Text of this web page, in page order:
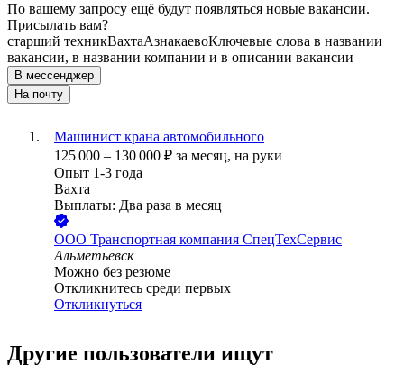
По вашему запросу ещё будут появляться новые вакансии.
Присылать вам?
старший техникВахтаАзнакаевоКлючевые слова в названии
вакансии, в названии компании и в описании вакансии
В мессенджер
На почту
Машинист крана автомобильного
125 000 – 130 000 ₽ за месяц, на руки
Опыт 1-3 года
Вахта
Выплаты: Два раза в месяц
ООО Транспортная компания СпецТехСервис
Альметьевск
Можно без резюме
Откликнитесь среди первых
Откликнуться
Другие пользователи ищут